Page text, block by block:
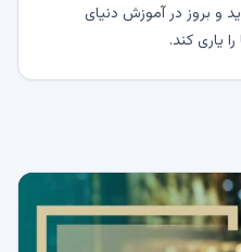
و بروز در آموزش دنیای
یاری کند.